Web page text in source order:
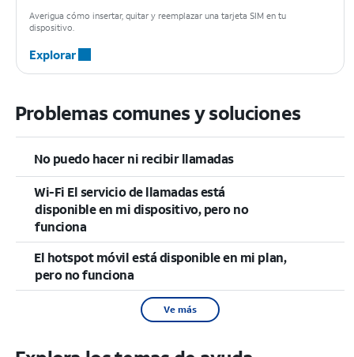
Averigua cómo insertar, quitar y reemplazar una tarjeta SIM en tu
dispositivo.
Explorar
Problemas comunes y soluciones
No puedo hacer ni recibir llamadas
Wi-Fi El servicio de llamadas está
disponible en mi dispositivo, pero no
funciona
El hotspot móvil está disponible en mi plan,
pero no funciona
Ve más